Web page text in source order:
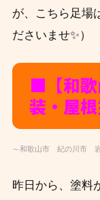
が、こちら足場
ださいませ✨）
■【和
装・屋
～和歌山市 紀の川市
昨日から、塗料